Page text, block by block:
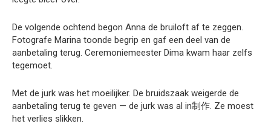
De volgende ochtend begon Anna de bruiloft af te zeggen.
Fotografe Marina toonde begrip en gaf een deel van de
aanbetaling terug. Ceremoniemeester Dima kwam haar zelfs
tegemoet.
Met de jurk was het moeilijker. De bruidszaak weigerde de
aanbetaling terug te geven — de jurk was al in制作. Ze moest
het verlies slikken.